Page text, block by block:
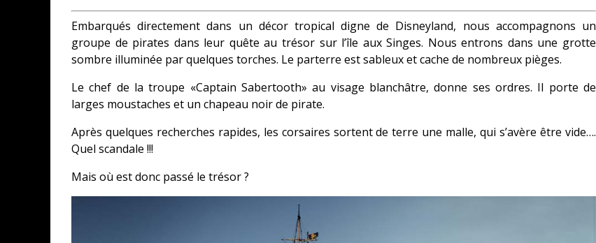
Embarqués directement dans un décor tropical digne de Disneyland, nous accompagnons un
groupe de pirates dans leur quête au trésor sur l’île aux Singes. Nous entrons dans une grotte
sombre illuminée par quelques torches. Le parterre est sableux et cache de nombreux pièges.
Le chef de la troupe «Captain Sabertooth» au visage blanchâtre, donne ses ordres. Il porte de
larges moustaches et un chapeau noir de pirate.
Après quelques recherches rapides, les corsaires sortent de terre une malle, qui s’avère être vide….
Quel scandale !!!
Mais où est donc passé le trésor ?